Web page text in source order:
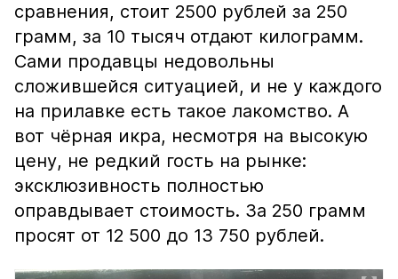
сравнения, стоит 2500 рублей за 250
грамм, за 10 тысяч отдают килограмм.
Сами продавцы недовольны
сложившейся ситуацией, и не у каждого
на прилавке есть такое лакомство. А
вот чёрная икра, несмотря на высокую
цену, не редкий гость на рынке:
эксклюзивность полностью
оправдывает стоимость. За 250 грамм
просят от 12 500 до 13 750 рублей.